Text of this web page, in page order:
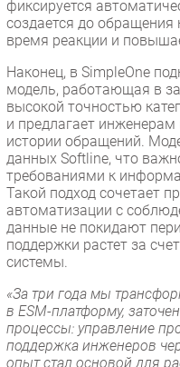
фиксируется
создается до обращения
время реакции и
Наконец, в SimpleOne
модель, работающая в
высокой точностью
и предлагает
истории обращений.
данных Softline, что
требованиями к
Такой подход сочетает
автоматизации с
данные не покидают
поддержки растет за
системы.
«За три года мы
в ESM-платформу,
процессы: управление
поддержка инженеров
опыт стал основой для